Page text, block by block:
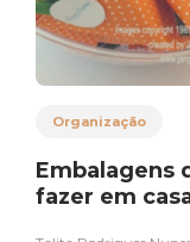
Organização
Embalagens
fazer em